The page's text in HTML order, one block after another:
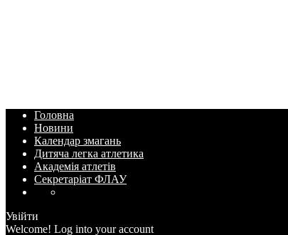
Головна
Новини
Календар змагань
Дитяча легка атлетика
Академія атлетів
Секретаріат ФЛАУ
Увійти
Welcome! Log into your account